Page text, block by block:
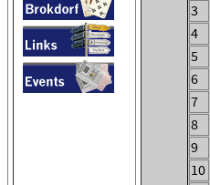
3
4
5
6
7
8
9
10